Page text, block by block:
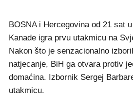
BOSNA i Hercegovina od 21 sat
Kanade igra prvu utakmicu na
Nakon što je senzacionalno
natjecanje, BiH ga otvara protiv
domaćina. Izbornik Sergej
utakmicu.